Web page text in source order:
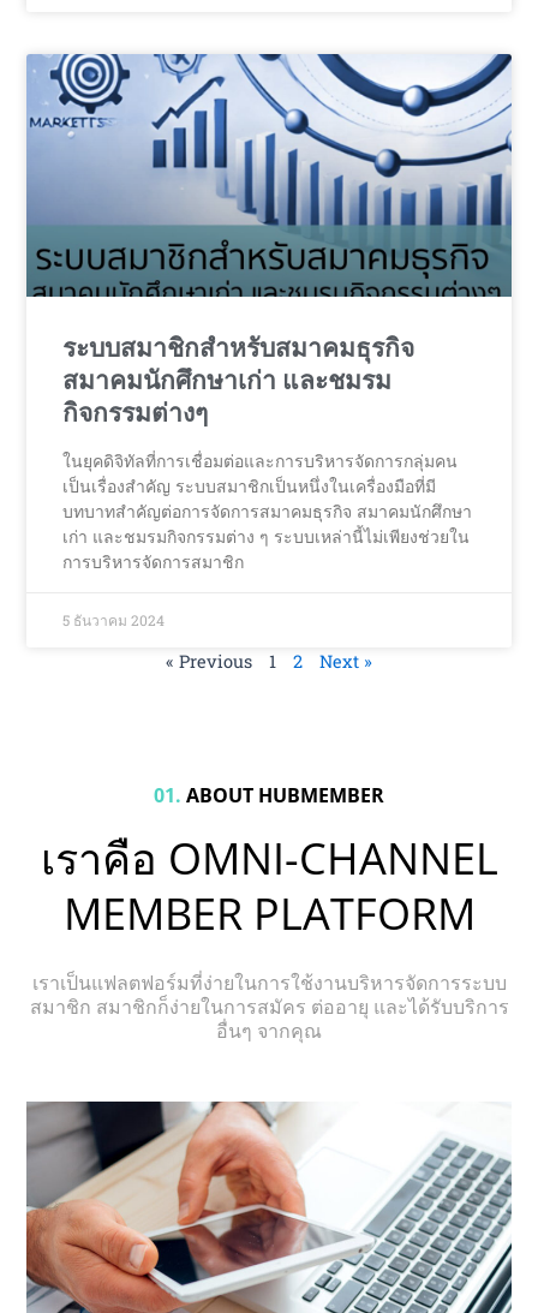
ระบบสมาชิกสำหรับสมาคมธุรกิจ
สมาคมนักศึกษาเก่า และชมรม
กิจกรรมต่างๆ
ในยุคดิจิทัลที่การเชื่อมต่อและการบริหารจัดการกลุ่มคน
เป็นเรื่องสำคัญ ระบบสมาชิกเป็นหนึ่งในเครื่องมือที่มี
บทบาทสำคัญต่อการจัดการสมาคมธุรกิจ สมาคมนักศึกษา
เก่า และชมรมกิจกรรมต่าง ๆ ระบบเหล่านี้ไม่เพียงช่วยใน
การบริหารจัดการสมาชิก
5 ธันวาคม 2024
« Previous 1 2 Next »
01. ABOUT HUBMEMBER
เราคือ OMNI-CHANNEL
MEMBER PLATFORM
เราเป็นแฟลตฟอร์มที่ง่ายในการใช้งานบริหารจัดการระบบ
สมาชิก สมาชิกก็ง่ายในการสมัคร ต่ออายุ และได้รับบริการ
อื่นๆ จากคุณ